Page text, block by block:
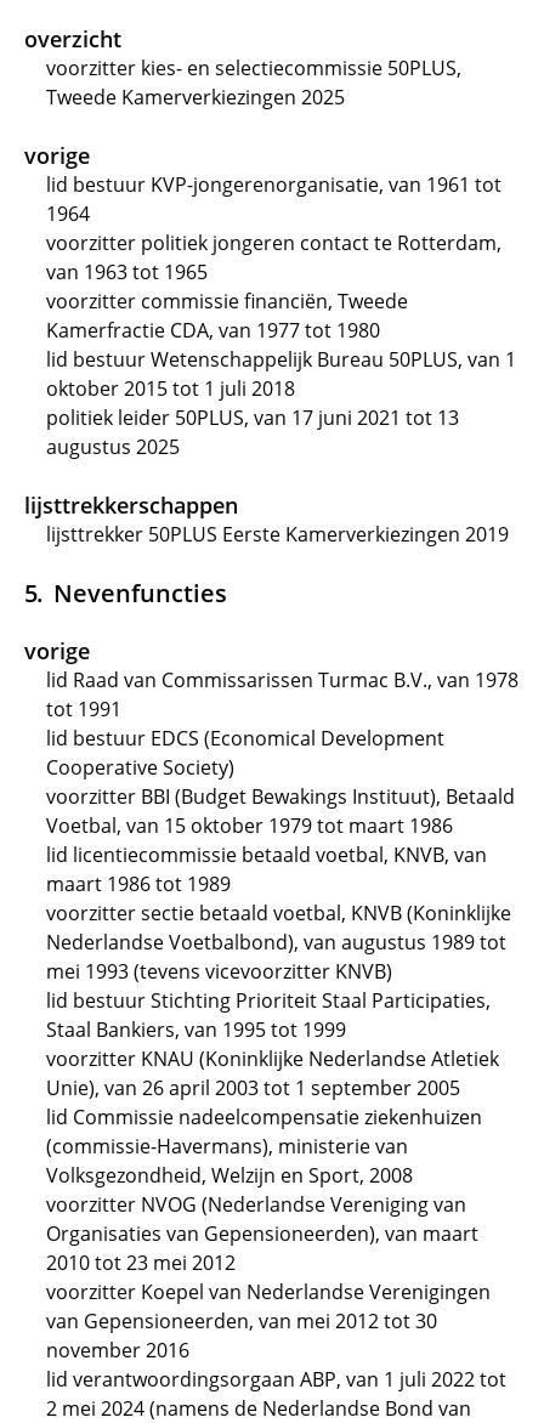
overzicht
voorzitter kies- en selectiecommissie 50PLUS,
Tweede Kamerverkiezingen 2025
vorige
lid bestuur KVP-jongerenorganisatie, van 1961 tot
1964
voorzitter politiek jongeren contact te Rotterdam,
van 1963 tot 1965
voorzitter commissie financiën, Tweede
Kamerfractie CDA, van 1977 tot 1980
lid bestuur Wetenschappelijk Bureau 50PLUS, van 1
oktober 2015 tot 1 juli 2018
politiek leider 50PLUS, van 17 juni 2021 tot 13
augustus 2025
lijsttrekkerschappen
lijsttrekker 50PLUS Eerste Kamerverkiezingen 2019
Nevenfuncties
vorige
lid Raad van Commissarissen Turmac B.V., van 1978
tot 1991
lid bestuur EDCS (Economical Development
Cooperative Society)
voorzitter BBI (Budget Bewakings Instituut), Betaald
Voetbal, van 15 oktober 1979 tot maart 1986
lid licentiecommissie betaald voetbal, KNVB, van
maart 1986 tot 1989
voorzitter sectie betaald voetbal, KNVB (Koninklijke
Nederlandse Voetbalbond), van augustus 1989 tot
mei 1993 (tevens vicevoorzitter KNVB)
lid bestuur Stichting Prioriteit Staal Participaties,
Staal Bankiers, van 1995 tot 1999
voorzitter KNAU (Koninklijke Nederlandse Atletiek
Unie), van 26 april 2003 tot 1 september 2005
lid Commissie nadeelcompensatie ziekenhuizen
(commissie-Havermans), ministerie van
Volksgezondheid, Welzijn en Sport, 2008
voorzitter NVOG (Nederlandse Vereniging van
Organisaties van Gepensioneerden), van maart
2010 tot 23 mei 2012
voorzitter Koepel van Nederlandse Verenigingen
van Gepensioneerden, van mei 2012 tot 30
november 2016
lid verantwoordingsorgaan ABP, van 1 juli 2022 tot
2 mei 2024 (namens de Nederlandse Bond van